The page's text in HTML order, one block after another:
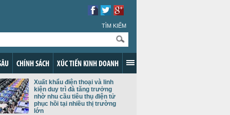
TÌM KIẾM
CHÍNH SÁCH XÚC TIẾN KINH DOANH
Xuất khẩu điện thoại và linh
kiện duy trì đà tăng trưởng
nhờ nhu cầu tiêu thụ điện tử
phục hồi tại nhiều thị trường
lớn